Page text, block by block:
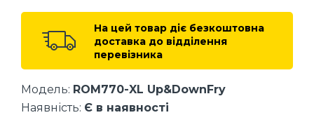
На цей товар діє безкоштовна
доставка до відділення
перевізника
Модель: ROM770-XL Up&DownFry
Наявність: Є в наявності